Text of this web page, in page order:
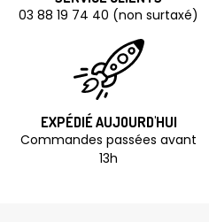
03 88 19 74 40 (non surtaxé)
EXPÉDIÉ AUJOURD'HUI
Commandes passées avant
13h